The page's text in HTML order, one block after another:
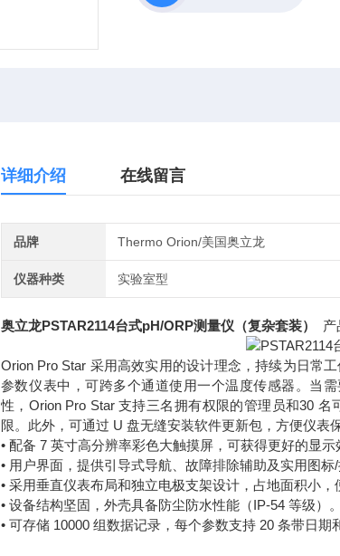
详细介绍 在线留言
品牌 Thermo Orion/美国奥立龙
仪器种类 实验室型
奥立龙PSTAR2114台式pH/ORP测量仪（复杂套装） 产
Orion Pro Star 采用高效实用的设计理念，持续为日常
参数仪表中，可跨多个通道使用一个温度传感器。当
性，Orion Pro Star 支持三名拥有权限的管理员和30
限。此外，可通过 U 盘无缝安装软件更新包，方便仪表
• 配备 7 英寸高分辨率彩色大触摸屏，可获得更好的显示
• 用户界面，提供引导式导航、故障排除辅助及实用图标/
• 采用垂直仪表布局和独立电极支架设计，占地面积小，
• 设备结构坚固，外壳具备防尘防水性能（IP-54 等级）。
• 可存储 10000 组数据记录，每个参数支持 20 条带日期